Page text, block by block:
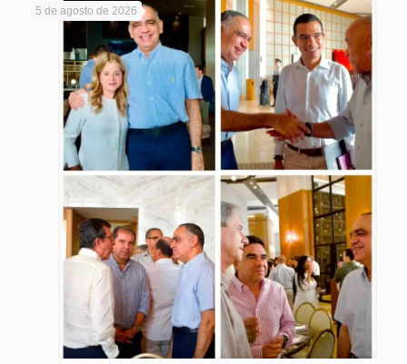
5 de agosto de 2026